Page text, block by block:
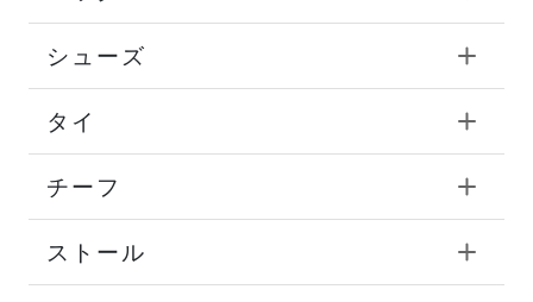
シューズ
タイ
チーフ
ストール